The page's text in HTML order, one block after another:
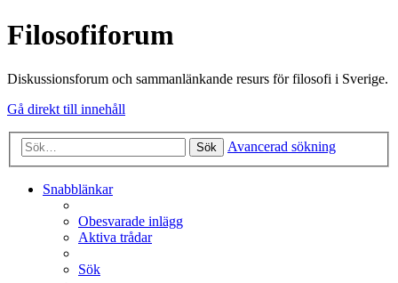
Filosofiforum
Diskussionsforum och sammanlänkande resurs för filosofi i Sverige.
Gå direkt till innehåll
Sök Avancerad sökning
Snabblänkar
Obesvarade inlägg
Aktiva trådar
Sök